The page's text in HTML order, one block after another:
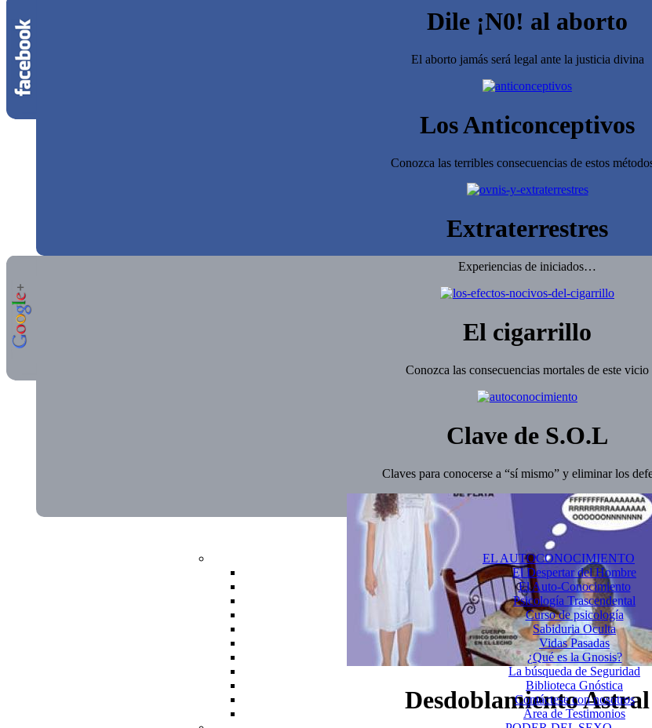
Dile ¡N0! al aborto
El aborto jamás será legal ante la justicia divina
Los Anticonceptivos
Conozca las terribles consecuencias de estos
Extraterrestres
Experiencias de iniciados…
El cigarrillo
Conozca las consecuencias mortales de este vicio
Clave de S.O.L
Claves para conocerse a “sí mismo” y eliminar los
Desdoblamiento Astral
EL AUTOCONOCIMIENTO
El Despertar del Hombre
El Auto-Conocimiento
Psicología Trascendental
Curso de psicología
Sabiduria Oculta
Vidas Pasadas
¿Qué es la Gnosis?
La búsqueda de Seguridad
Biblioteca Gnóstica
Contáctese con nosotros
Área de Testimonios